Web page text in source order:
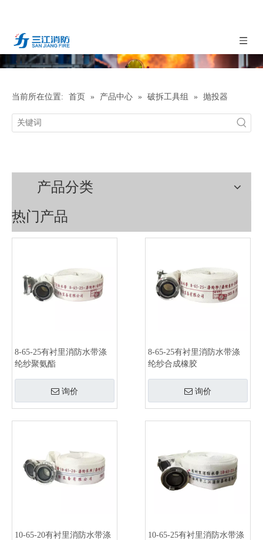
当前所在位置: 首页 » 产品中心 » 破拆工具组 » 抛投器
产品分类
热门产品
8-65-25有衬里消防水带涤
纶纱聚氨酯
询价
8-65-25有衬里消防水带涤
纶纱合成橡胶
询价
10-65-20有衬里消防水带涤
10-65-25有衬里消防水带涤